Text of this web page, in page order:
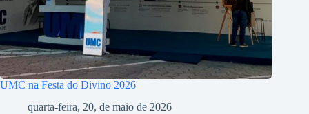
UMC na Festa do Divino 2026
quarta-feira, 20, de maio de 2026